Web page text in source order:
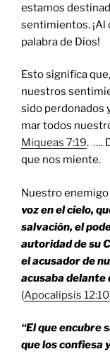
estamos
sentimientos. ¡Al
palabra de Dios!
Esto significa
nuestros
sido perdonados
mar todos
Miqueas 7:19. ….
que nos miente.
Nuestro
voz en el cielo,
salvación, el
autoridad de su
el acusador de
acusaba delante
(Apocalipsis 12:10
“El que encubre
que los confiesa